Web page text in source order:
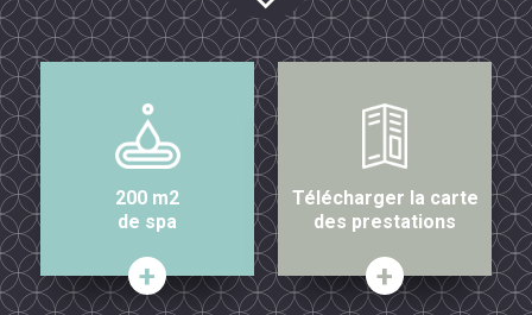
200 m2
de spa
Télécharger la carte
des prestations